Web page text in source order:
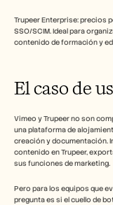
Trupeer Enterprise: precios
SSO/SCIM. Ideal para
contenido de formación y
El caso de
Vimeo y Trupeer no son
una plataforma de
creación y documentación.
contenido en Trupeer,
sus funciones de marketing.
Pero para los equipos que
pregunta es si el cuello de